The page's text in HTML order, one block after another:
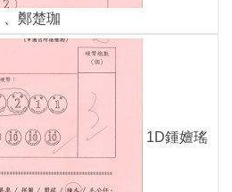
、鄭楚珈
1D鍾嬗瑤